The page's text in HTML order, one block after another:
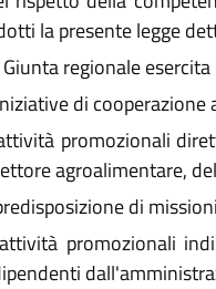
la presente legge
Giunta regionale
di
promozionali
agroalimentare,
di
attività promozionali